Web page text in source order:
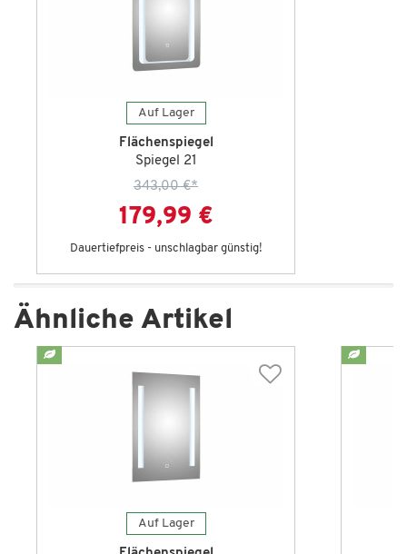
Auf Lager
Flächenspiegel
Spiegel 21
343,00 €*
179,99 €
Dauertiefpreis - unschlagbar günstig!
Ähnliche Artikel
Auf Lager